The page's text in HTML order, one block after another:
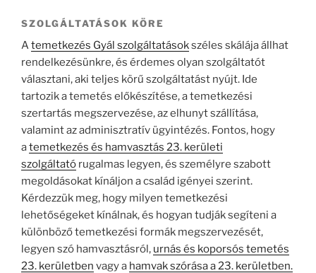
SZOLGÁLTATÁSOK KÖRE
Atemetkezés Gyál szolgáltatásokszéles skálája állhat
rendelkezésünkre, és érdemes olyan szolgáltatót
választani, aki teljes körű szolgáltatást nyújt. Ide
tartozik a temetés előkészítése, a temetkezési
szertartás megszervezése, az elhunyt szállítása,
valamint az adminisztratív ügyintézés. Fontos, hogy
atemetkezés és hamvasztás 23. kerületi
szolgáltató rugalmas legyen, és személyre szabott
megoldásokat kínáljon a család igényei szerint.
Kérdezzük meg, hogy milyen temetkezési
lehetőségeket kínálnak, és hogyan tudják segíteni a
különböző temetkezési formák megszervezését,
legyen szó hamvasztásról, urnás és koporsós temetés
23. kerületben vagy a hamvak szórása a 23. kerületben.